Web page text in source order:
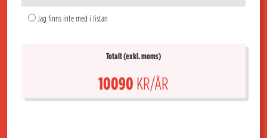
Jag finns inte med i listan
Totalt (exkl. moms)
10090 KR/ÅR